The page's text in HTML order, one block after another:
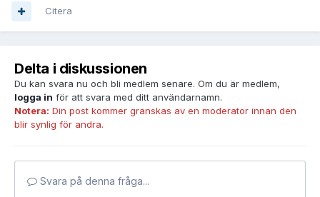
Citera
Delta i diskussionen
Du kan svara nu och bli medlem senare. Om du är medlem,
logga in för att svara med ditt användarnamn.
Notera: Din post kommer granskas av en moderator innan den
blir synlig för andra.
Svara på denna fråga...